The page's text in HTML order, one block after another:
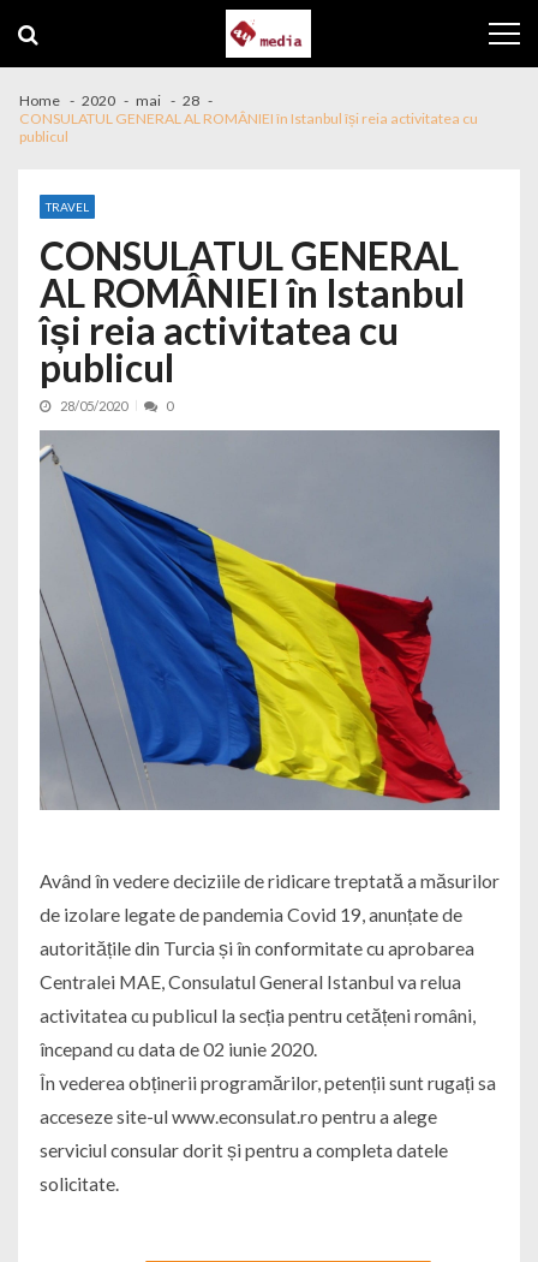
Home 2020 mai
28
CONSULATUL GENERAL AL ROMÂNIEI în Istanbul își reia activitatea cu
publicul
TRAVEL
CONSULATUL GENERAL
AL ROMÂNIEI în Istanbul
își reia activitatea cu
publicul
28/05/2020 0
Având în vedere deciziile de ridicare treptată a măsurilor
de izolare legate de pandemia Covid 19, anunțate de
autoritățile din Turcia și în conformitate cu aprobarea
Centralei MAE, Consulatul General Istanbul va relua
activitatea cu publicul la secția pentru cetățeni români,
începand cu data de 02 iunie 2020.
În vederea obținerii programărilor, petenții sunt rugați sa
acceseze site-ul www.econsulat.ro pentru a alege
serviciul consular dorit și pentru a completa datele
solicitate.